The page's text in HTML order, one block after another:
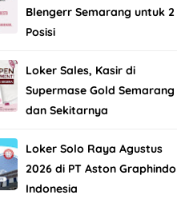
Blengerr Semarang untuk 2
Posisi
Loker Sales, Kasir di
Supermase Gold Semarang
dan Sekitarnya
Loker Solo Raya Agustus
2026 di PT Aston Graphindo
Indonesia